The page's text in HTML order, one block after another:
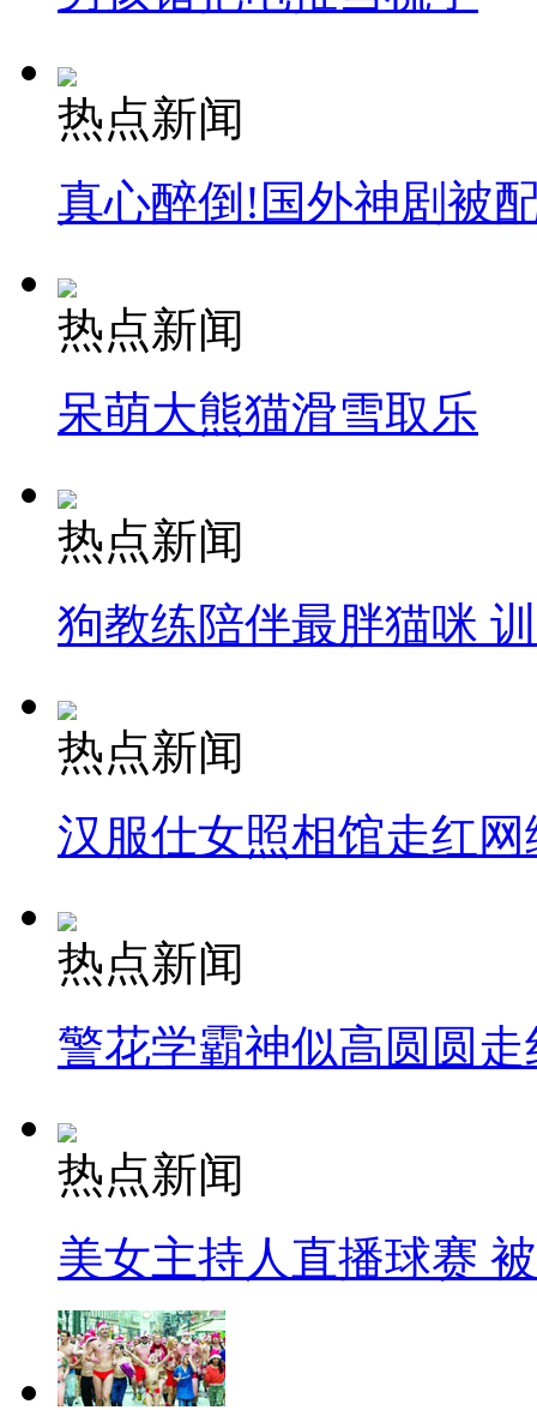
热点新闻
真心醉倒!国外神剧被
热点新闻
呆萌大熊猫滑雪取乐
热点新闻
狗教练陪伴最胖猫咪
热点新闻
汉服仕女照相馆走红网
热点新闻
警花学霸神似高圆圆走
热点新闻
美女主持人直播球赛